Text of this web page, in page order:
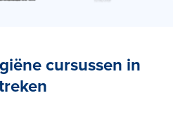
cursussen in